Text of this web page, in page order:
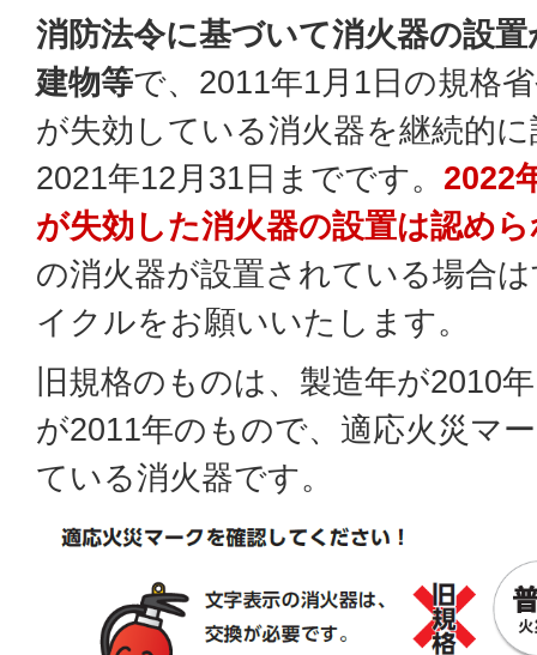
消防法令に基づいて消火器の設
建物等で、2011年1月1日の規格
が失効している消火器を継続的
2021年12月31日までです。 2022
が失効した消火器の設置は認め
の消火器が設置されている場合
イクルをお願いいたします。
旧規格のものは、製造年が2010
が2011年のもので、適応火災マ
ている消火器です。